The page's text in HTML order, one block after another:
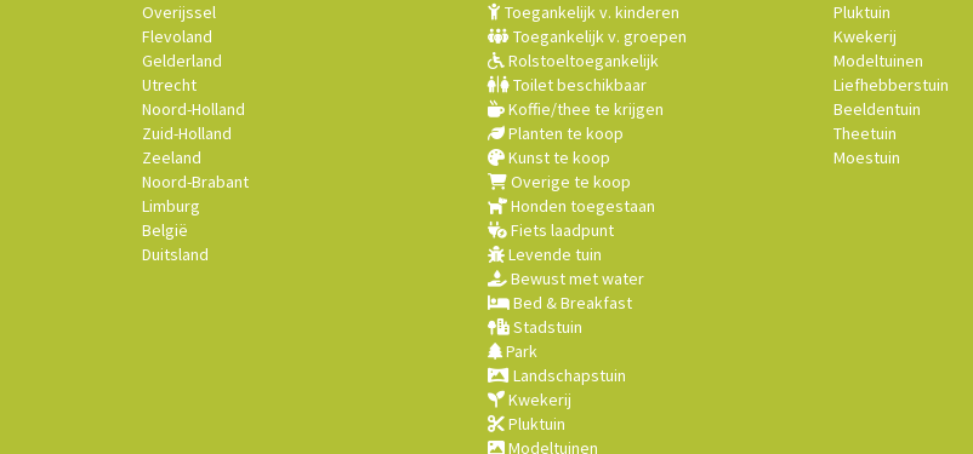
Overijssel
Flevoland
Gelderland
Utrecht
Noord-Holland
Zuid-Holland
Zeeland
Noord-Brabant
Limburg
België
Duitsland
Toegankelijk v. kinderen
Toegankelijk v. groepen
Rolstoeltoegankelijk
Toilet beschikbaar
Koffie/thee te krijgen
Planten te koop
Kunst te koop
Overige te koop
Honden toegestaan
Fiets laadpunt
Levende tuin
Bewust met water
Bed & Breakfast
Stadstuin
Park
Landschapstuin
Kwekerij
Pluktuin
Modeltuinen
Pluktuin
Kwekerij
Modeltuinen
Liefhebberstuin
Beeldentuin
Theetuin
Moestuin